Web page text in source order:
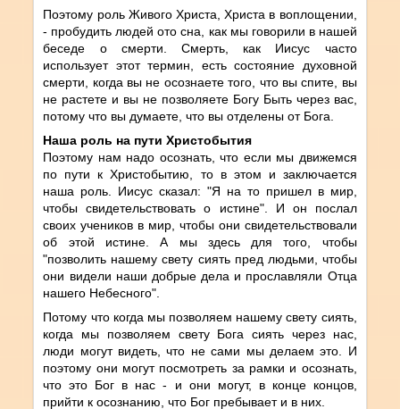
Поэтому роль Живого Христа, Христа в воплощении,
- пробудить людей ото сна, как мы говорили в нашей
беседе о смерти. Смерть, как Иисус часто
использует этот термин, есть состояние духовной
смерти, когда вы не осознаете того, что вы спите, вы
не растете и вы не позволяете Богу Быть через вас,
потому что вы думаете, что вы отделены от Бога.
Наша роль на пути Христобытия
Поэтому нам надо осознать, что если мы движемся
по пути к Христобытию, то в этом и заключается
наша роль. Иисус сказал: "Я на то пришел в мир,
чтобы свидетельствовать о истине". И он послал
своих учеников в мир, чтобы они свидетельствовали
об этой истине. А мы здесь для того, чтобы
"позволить нашему свету сиять пред людьми, чтобы
они видели наши добрые дела и прославляли Отца
нашего Небесного".
Потому что когда мы позволяем нашему свету сиять,
когда мы позволяем свету Бога сиять через нас,
люди могут видеть, что не сами мы делаем это. И
поэтому они могут посмотреть за рамки и осознать,
что это Бог в нас - и они могут, в конце концов,
прийти к осознанию, что Бог пребывает и в них.